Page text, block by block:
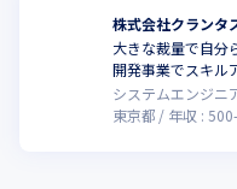
株式会社クランタ
大きな裁量で自分
開発事業でスキル
システムエンジニ
東京都
年収 : 500-